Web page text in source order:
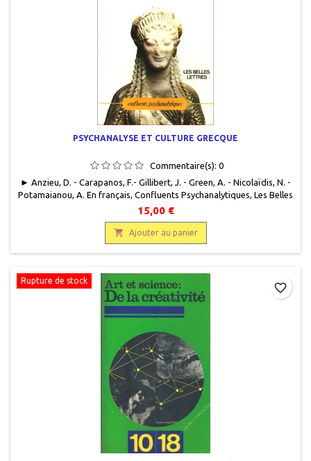
PSYCHANALYSE ET CULTURE GRECQUE
Commentaire(s): 0
► Anzieu, D. - Carapanos, F.- Gillibert, J. - Green, A. - Nicolaïdis, N. -
Potamaianou, A. En français, Confluents Psychanalytiques, Les Belles
Lettres, 1980, 13,5 x 21, 243 pages, broché, occasion .Très bon état.
Première édition.
15,00 €
 Ajouter au panier
Rupture de stock
favorite_border